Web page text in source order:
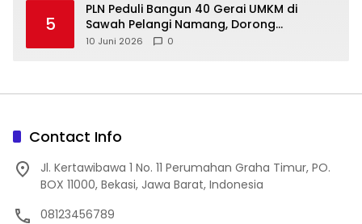
5
‎PLN Peduli Bangun 40 Gerai UMKM di
Sawah Pelangi Namang, Dorong
10 Juni 2026 0
Contact Info
Jl. Kertawibawa 1 No. 11 Perumahan Graha Timur, PO.
BOX 11000, Bekasi, Jawa Barat, Indonesia
08123456789